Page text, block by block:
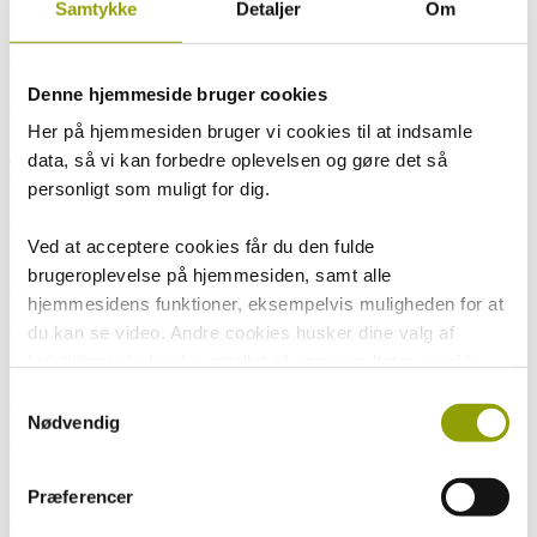
Samtykke Detaljer Om
Denne hjemmeside bruger cookies
Her på hjemmesiden bruger vi cookies til at indsamle
data, så vi kan forbedre oplevelsen og gøre det så
personligt som muligt for dig.
Ved at acceptere cookies får du den fulde
brugeroplevelse på hjemmesiden, samt alle
hjemmesidens funktioner, eksempelvis muligheden for at
du kan se video. Andre cookies husker dine valg af
forbindelse med marketing.
Ved at trykke på 'Tillad alle' giver du samtykke til alle
disse formål. Du kan også vælge at tilkendegive, hvilke
Nødvendig
Præferencer
UV-stråling
Læs mere
Tørre øjne
Opskrifter – Dæk op til et godt syn
Læs mere
Solbrillemode